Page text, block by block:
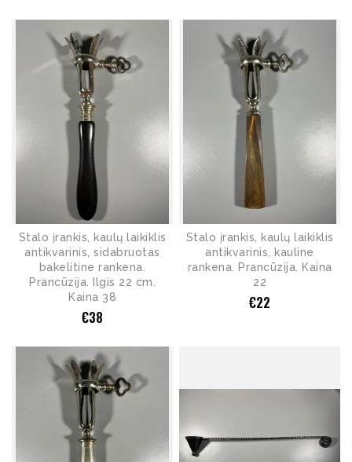
Stalo įrankis, kaulų laikiklis
antikvarinis, sidabruotas
bakelitine rankena.
Prancūzija. Ilgis 22 cm.
Kaina 38
€38
Stalo įrankis, kaulų laikiklis
antikvarinis, kauline
rankena. Prancūzija. Kaina
22
€22